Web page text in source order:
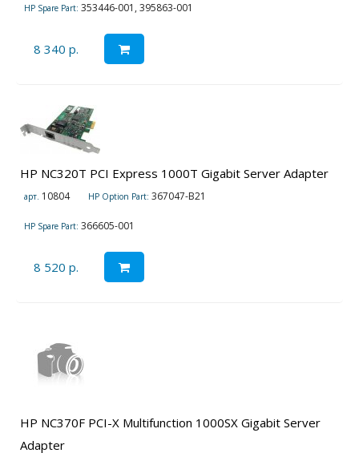
HP Spare Part: 353446-001, 395863-001
8 340 р.
HP NC320T PCI Express 1000T Gigabit Server Adapter
арт. 10804 HP Option Part: 367047-B21
HP Spare Part: 366605-001
8 520 р.
HP NC370F PCI-X Multifunction 1000SX Gigabit Server
Adapter